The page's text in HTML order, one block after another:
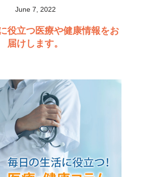
June 7, 2022
役立つ医療や健康情報をお
届けします。